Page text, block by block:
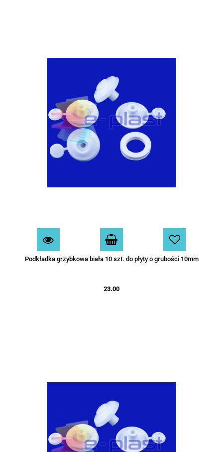
Podkładka grzybkowa biała 10 szt. do płyty o grubości 10mm
23.00